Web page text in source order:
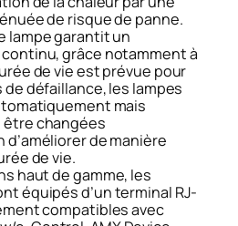
de risque de panne.
lampe garantit un
grâce notamment à
de vie est prévue pour
de défaillance, les lampes
mais
changées
de manière
de vie.
haut de gamme, les
équipés d’un terminal RJ-
compatibles avec